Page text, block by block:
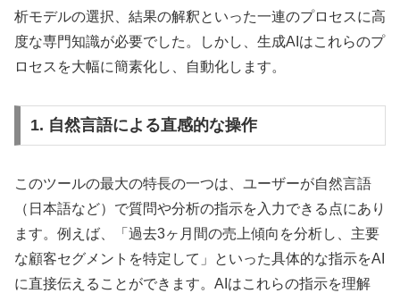
析モデルの選択、結果の解釈といった一連のプロセスに高
度な専門知識が必要でした。しかし、生成AIはこれらのプ
ロセスを大幅に簡素化し、自動化します。
1. 自然言語による直感的な操作
このツールの最大の特長の一つは、ユーザーが自然言語
（日本語など）で質問や分析の指示を入力できる点にあり
ます。例えば、「過去3ヶ月間の売上傾向を分析し、主要
な顧客セグメントを特定して」といった具体的な指示をAI
に直接伝えることができます。AIはこれらの指示を理解